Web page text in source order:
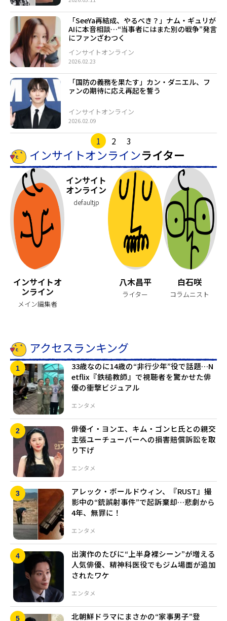
「SeeYa再結成、やるべき？」ナム・ギュリが
AIに本音相談…“当事者にはまた別の戦争”発言
にファンざわつく
2026.02.23
インサイトオンライン
「国防の義務を果たす」カン・ダニエル、フ
ァンの期待に応え再起を誓う
2026.02.09
インサイトオンライン
1 2 3
インサイトオンラインライター
インサイトオ
ンライン
メイン編集者
インサイト
オンライン
defaultjp
八木昌平
ライター
白石咲
コラムニスト
アクセスランキング
エンタメ
33歳なのに14歳の“非行少年”役で話題…N
etflix『鉄槌教師』で視聴者を驚かせた俳
優の衝撃ビジュアル
エンタメ
俳優イ・ヨンエ、キム・ゴンヒ氏との親交
主張ユーチューバーへの損害賠償訴訟を取
り下げ
エンタメ
アレック・ボールドウィン、『RUST』撮
影中の“銃誤射事件”で起訴棄却…悲劇から
4年、無罪に！
エンタメ
出演作のたびに“上半身裸シーン”が増える
人気俳優、精神科医役でもジム場面が追加
されたワケ
北朝鮮ドラマにまさかの“家事男子”登